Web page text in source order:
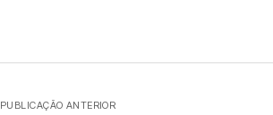
PUBLICAÇÃO ANTERIOR